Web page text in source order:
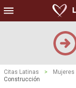
Citas Latinas > Mujeres
Construcción